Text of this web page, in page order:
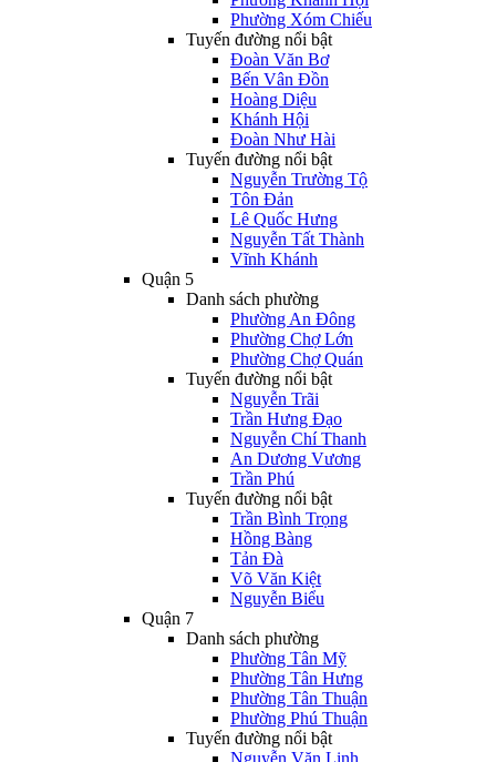
Phường Xóm Chiếu
Tuyến đường nổi bật
Đoàn Văn Bơ
Bến Vân Đồn
Hoàng Diệu
Khánh Hội
Đoàn Như Hài
Tuyến đường nổi bật
Nguyễn Trường Tộ
Tôn Đản
Lê Quốc Hưng
Nguyễn Tất Thành
Vĩnh Khánh
Quận 5
Danh sách phường
Phường An Đông
Phường Chợ Lớn
Phường Chợ Quán
Tuyến đường nổi bật
Nguyễn Trãi
Trần Hưng Đạo
Nguyễn Chí Thanh
An Dương Vương
Trần Phú
Tuyến đường nổi bật
Trần Bình Trọng
Hồng Bàng
Tản Đà
Võ Văn Kiệt
Nguyễn Biểu
Quận 7
Danh sách phường
Phường Tân Mỹ
Phường Tân Hưng
Phường Tân Thuận
Phường Phú Thuận
Tuyến đường nổi bật
Nguyễn Văn Linh